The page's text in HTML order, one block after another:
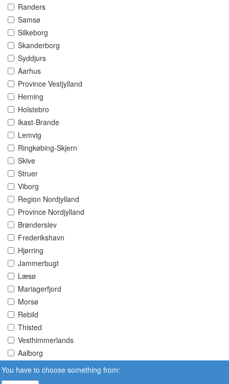
Randers
Samsø
Silkeborg
Skanderborg
Syddjurs
Aarhus
Province Vestjylland
Herning
Holstebro
Ikast-Brande
Lemvig
Ringkøbing-Skjern
Skive
Struer
Viborg
Region Nordjylland
Province Nordjylland
Brønderslev
Frederikshavn
Hjørring
Jammerbugt
Læsø
Mariagerfjord
Morsø
Rebild
Thisted
Vesthimmerlands
Aalborg
You have to choose something from: